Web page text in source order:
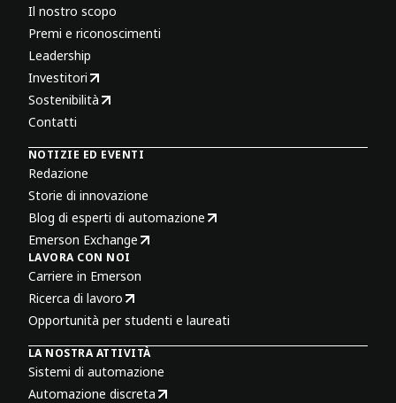
Il nostro scopo
Premi e riconoscimenti
Leadership
Investitori
Sostenibilità
Contatti
NOTIZIE ED EVENTI
Redazione
Storie di innovazione
Blog di esperti di automazione
Emerson Exchange
LAVORA CON NOI
Carriere in Emerson
Ricerca di lavoro
Opportunità per studenti e laureati
LA NOSTRA ATTIVITÀ
Sistemi di automazione
Automazione discreta